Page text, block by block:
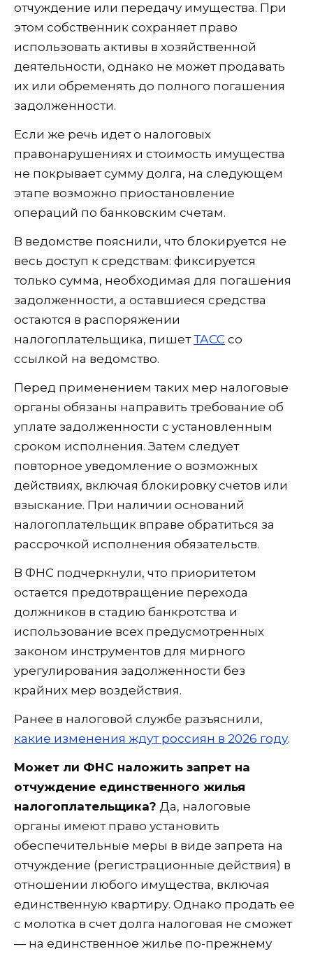
отчуждение или передачу имущества. При
этом собственник сохраняет право
использовать активы в хозяйственной
деятельности, однако не может продавать
их или обременять до полного погашения
задолженности.
Если же речь идет о налоговых
правонарушениях и стоимость имущества
не покрывает сумму долга, на следующем
этапе возможно приостановление
операций по банковским счетам.
В ведомстве пояснили, что блокируется не
весь доступ к средствам: фиксируется
только сумма, необходимая для погашения
задолженности, а оставшиеся средства
остаются в распоряжении
налогоплательщика, пишетТАСС со
ссылкой на ведомство.
Перед применением таких мер налоговые
органы обязаны направить требование об
уплате задолженности с установленным
сроком исполнения. Затем следует
повторное уведомление о возможных
действиях, включая блокировку счетов или
взыскание. При наличии оснований
налогоплательщик вправе обратиться за
рассрочкой исполнения обязательств.
В ФНС подчеркнули, что приоритетом
остается предотвращение перехода
должников в стадию банкротства и
использование всех предусмотренных
законом инструментов для мирного
урегулирования задолженности без
крайних мер воздействия.
Ранее в налоговой службе разъяснили,
какие изменения ждут россиян в 2026 году.
Может ли ФНС наложить запрет на
отчуждение единственного жилья
налогоплательщика? Да, налоговые
органы имеют право установить
обеспечительные меры в виде запрета на
отчуждение (регистрационные действия) в
отношении любого имущества, включая
единственную квартиру. Однако продать ее
с молотка в счет долга налоговая не сможет
— на единственное жилье по-прежнему